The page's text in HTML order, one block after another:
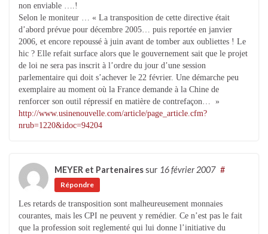
non enviable ….!
Selon le moniteur … « La transposition de cette directive était
d’abord prévue pour décembre 2005… puis reportée en janvier
2006, et encore repoussé à juin avant de tomber aux oubliettes ! Le
hic ? Elle refait surface alors que le gouvernement sait que le projet
de loi ne sera pas inscrit à l’ordre du jour d’une session
parlementaire qui doit s’achever le 22 février. Une démarche peu
exemplaire au moment où la France demande à la Chine de
renforcer son outil répressif en matière de contrefaçon… »
http://www.usinenouvelle.com/article/page_article.cfm?
nrub=1220&idoc=94204
MEYER et Partenairessur 16 février 2007 #
Répondre
Les retards de transposition sont malheureusement monnaies
courantes, mais les CPI ne peuvent y remédier. Ce n’est pas le fait
que la profession soit reglementé qui lui donne l’initiative du